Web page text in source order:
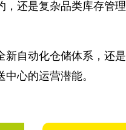
，还是复杂品类库存管
新自动化仓储体系，还
心的运营潜能。